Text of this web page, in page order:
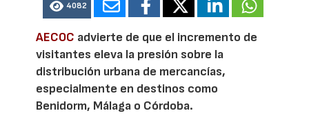
4082
AECOC advierte de que el incremento de
visitantes eleva la presión sobre la
distribución urbana de mercancías,
especialmente en destinos como
Benidorm, Málaga o Córdoba.